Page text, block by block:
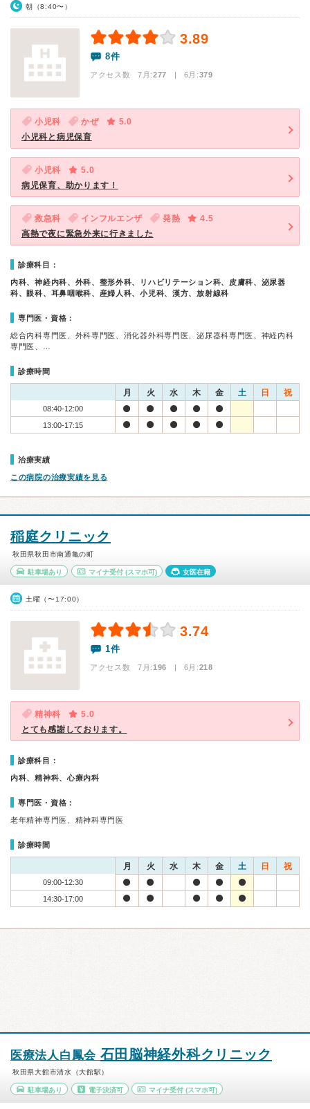
朝（8:40〜）
3.89
8件
アクセス数 7月:277 | 6月:379
小児科 かぜ
5.0
小児科と病児保育
小児科
5.0
病児保育、助かります！
救急科 インフルエンザ 発熱
4.5
高熱で夜に緊急外来に行きました
診療科目：
内科、神経内科、外科、整形外科、リハビリテーション科、皮膚科、泌尿器
科、眼科、耳鼻咽喉科、産婦人科、小児科、漢方、放射線科
専門医・資格：
総合内科専門医、外科専門医、消化器外科専門医、泌尿器科専門医、神経内科
専門医、…
診療時間
月 火 水 木 金 土 日 祝
08:40-12:00
13:00-17:15
治療実績
この病院の治療実績を見る
稲庭クリニック
秋田県秋田市南通亀の町
駐車場あり マイナ受付(スマホ可) 女医在籍
土曜（〜17:00）
3.74
1件
アクセス数 7月:196 | 6月:218
精神科
5.0
とても感謝しております。
診療科目：
内科、精神科、心療内科
専門医・資格：
老年精神専門医、精神科専門医
診療時間
月 火 水 木 金 土 日 祝
09:00-12:30
14:30-17:00
医療法人白鳳会 石田脳神経外科クリニック
秋田県大館市清水（大館駅）
駐車場あり 電子決済可 マイナ受付 (スマホ可)